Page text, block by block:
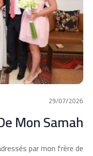
29/07/2026
Mon Samah
par mon frère de